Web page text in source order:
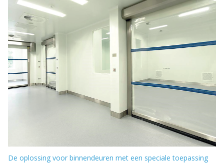
De oplossing voor binnendeuren met een speciale toepassing